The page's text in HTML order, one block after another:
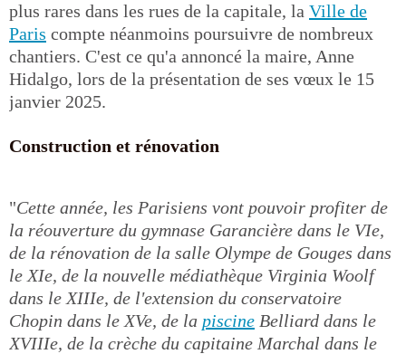
plus rares dans les rues de la capitale, la Ville de
Paris compte néanmoins poursuivre de nombreux
chantiers. C'est ce qu'a annoncé la maire, Anne
Hidalgo, lors de la présentation de ses vœux le 15
janvier 2025.
Construction et rénovation
"Cette année, les Parisiens vont pouvoir profiter de
la réouverture du gymnase Garancière dans le VIe,
de la rénovation de la salle Olympe de Gouges dans
le XIe, de la nouvelle médiathèque Virginia Woolf
dans le XIIIe, de l'extension du conservatoire
Chopin dans le XVe, de la piscine Belliard dans le
XVIIIe, de la crèche du capitaine Marchal dans le